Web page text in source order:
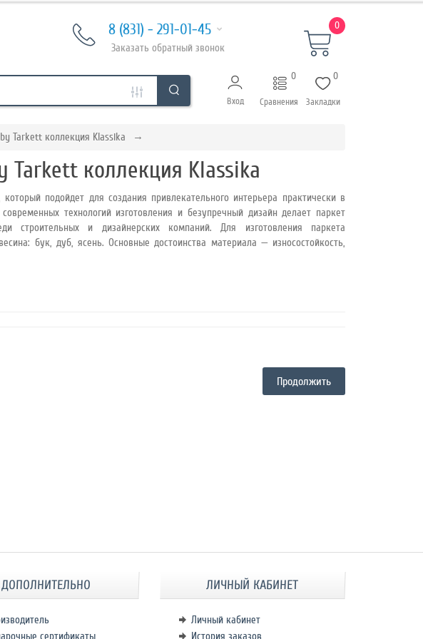
8 (831) - 291-01-45
Заказатьобратныйзвонок
0
0
Закладки
0
Сравнения
Вход
Tarkett коллекция Klassika
Tarkett коллекция Klassika
подойдет для создания привлекательного интерьера практически в
технологий изготовления и безупречный дизайн делает паркет
строительных и дизайнерских компаний. Для изготовления паркета
бук, дуб, ясень. Основные достоинства материала — износостойкость,
Продолжить
ДОПОЛНИТЕЛЬНО
сертификаты
ЛИЧНЫЙ КАБИНЕТ
Личный кабинет
История заказов